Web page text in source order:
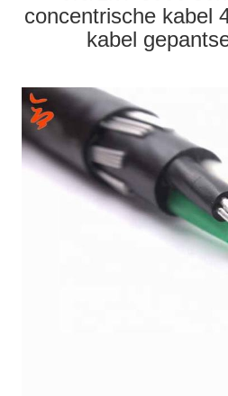
concentrische kabel
kabel